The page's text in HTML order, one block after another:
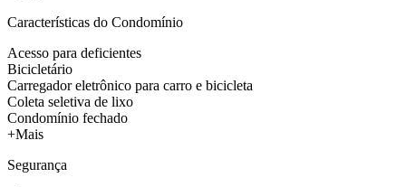
Características do Condomínio
Acesso para deficientes
Bicicletário
Carregador eletrônico para carro e bicicleta
Coleta seletiva de lixo
Condomínio fechado
+Mais
Segurança